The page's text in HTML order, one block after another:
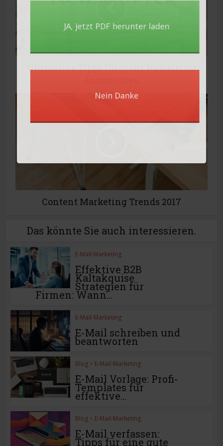
Ultimative Tipps für mehr Newsletter
Content Marketing Trends 2017
Das könnte Sie auch interessieren.
E-Mail-Marketing
Effektive B2B
Kaltakquise
Strategien für
Firmen: Wann...
E-Mail-Marketing
E-Mail schreiben und
beantworten
Blog • E-Mail-Marketing
E-Mail Vorlage: Profi-
Templates für
effektive...
Blog • E-Mail-Marketing
E-Mail verfassen:
Tipps für eine gute
JA, ​jetzt PDF herunter laden